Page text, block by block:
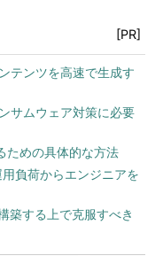
[PR]
テンツを高速で生成す
サムウェア対策に必要
ための具体的な方法
負荷からエンジニアを
築する上で克服すべき